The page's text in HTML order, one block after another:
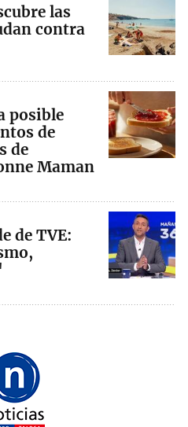
las
contra
posible
de
de
Maman
de TVE: